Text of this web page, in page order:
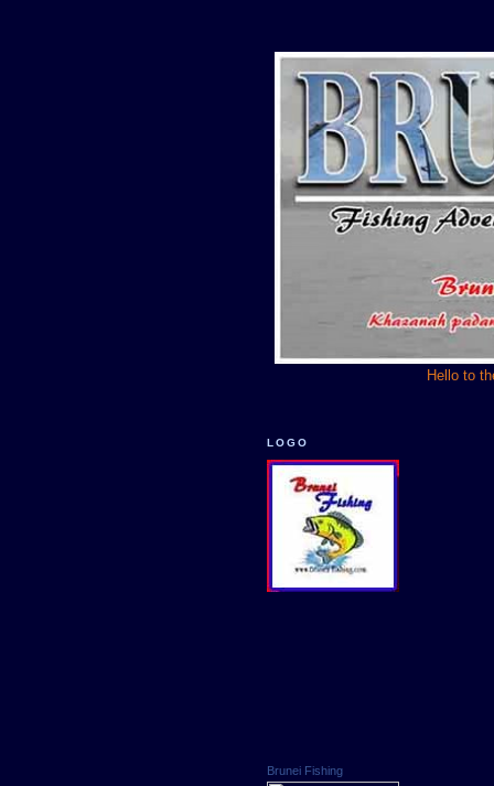
Hello to
LOGO
Brunei Fishing